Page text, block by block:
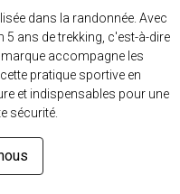
dans la randonnée. Avec
ans de trekking, c'est-à-dire
accompagne les
pratique sportive en
et indispensables pour une
sécurité.